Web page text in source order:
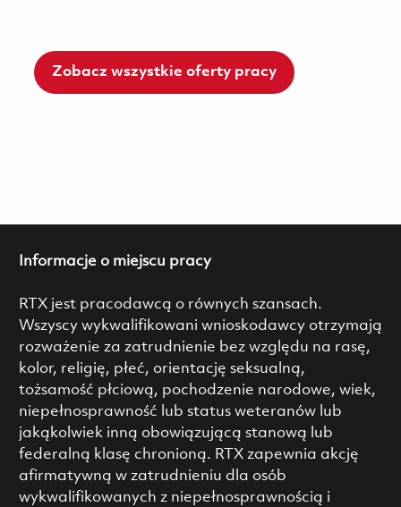
Zobacz wszystkie oferty pracy
Informacje o miejscu pracy
RTX jest pracodawcą o równych szansach.
Wszyscy wykwalifikowani wnioskodawcy otrzymają
rozważenie za zatrudnienie bez względu na rasę,
kolor, religię, płeć, orientację seksualną,
tożsamość płciową, pochodzenie narodowe, wiek,
niepełnosprawność lub status weteranów lub
jakąkolwiek inną obowiązującą stanową lub
federalną klasę chronioną. RTX zapewnia akcję
afirmatywną w zatrudnieniu dla osób
wykwalifikowanych z niepełnosprawnością i